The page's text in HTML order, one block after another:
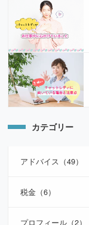
カテゴリー
アドバイス（49）
税金（6）
プロフィール（2）